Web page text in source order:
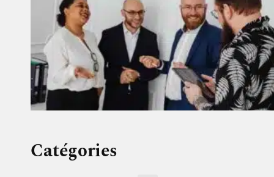
Catégories